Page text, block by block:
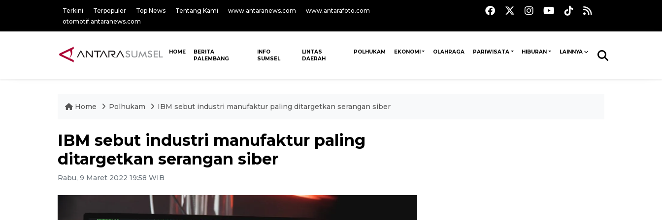
Terkini Terpopuler Top News Tentang Kami www.antaranews.com
www.antarafoto.com
otomotif.antaranews.com
HOME
BERITA
PALEMBANG
INFO
SUMSEL
LINTAS
DAERAH
POLHUKAM EKONOMI OLAHRAGA PARIWISATA HIBURAN LAINNYA
Home Polhukam IBM sebut industri manufaktur paling ditargetkan serangan siber
IBM sebut industri manufaktur paling
ditargetkan serangan siber
Rabu, 9 Maret 2022 19:58 WIB